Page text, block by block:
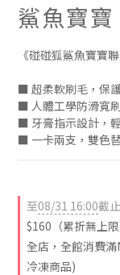
鯊魚寶
《碰碰狐鯊魚寶寶
■ 超柔軟刷毛，保
■ 人體工學防滑寬
■ 牙膏指示設計，
■ 一卡兩支，雙色
至08/31 16:00截止
$160（累折無上限
全店，全館消費
冷凍商品)